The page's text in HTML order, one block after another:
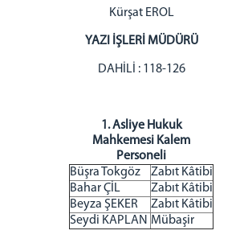
Kürşat EROL
YAZI İŞLERİ MÜDÜRÜ
DAHİLİ : 118-126
1. Asliye Hukuk
Mahkemesi Kalem
Personeli
Büşra Tokgöz
Zabıt Kâtibi
Bahar ÇİL
Zabıt Kâtibi
Beyza ŞEKER
Zabıt Kâtibi
Seydi KAPLAN Mübaşir